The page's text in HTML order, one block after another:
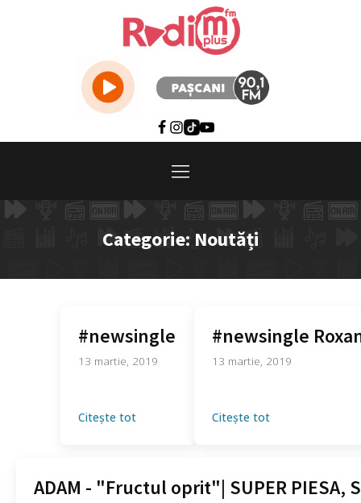
Categorie: Noutăți
#newsingle
13 martie, 2019
Citește tot
#newsingle
13 martie, 2019
Citește tot
ADAM - "Fructul oprit"| SUPER PIESA,